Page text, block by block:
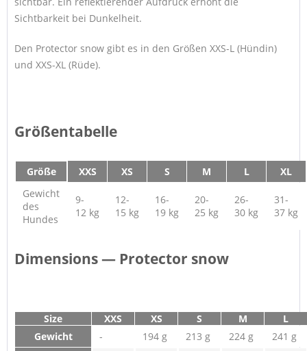
Sichtbarkeit bei Dunkelheit.
Den Protector snow gibt es in den Größen XXS-L (Hündin)
und XXS-XL (Rüde).
Größentabelle
Größe XXS XS S M L
XL
Gewicht
des
Hundes
9-
12 kg
12-
15 kg
16-
19 kg
20-
25 kg
26-
30 kg
31-
37 kg
Dimensions — Protector snow
Size XXS XS S M
L
Gewicht
- 194 g 213 g 224 g
241 g